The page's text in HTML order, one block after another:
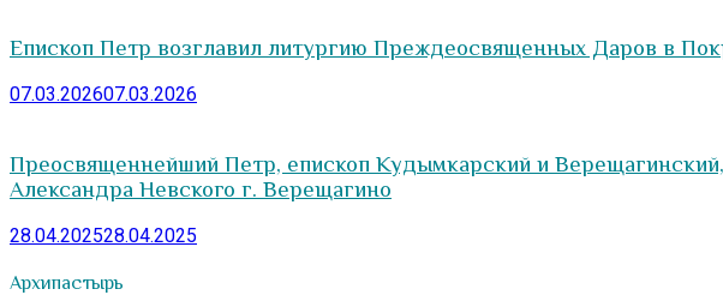
Епископ Петр возглавил литургию Преждеосвященных Даров в
07.03.202607.03.2026
Преосвященнейший Петр, епископ Кудымкарский и
Александра Невского г. Верещагино
28.04.202528.04.2025
Архипастырь